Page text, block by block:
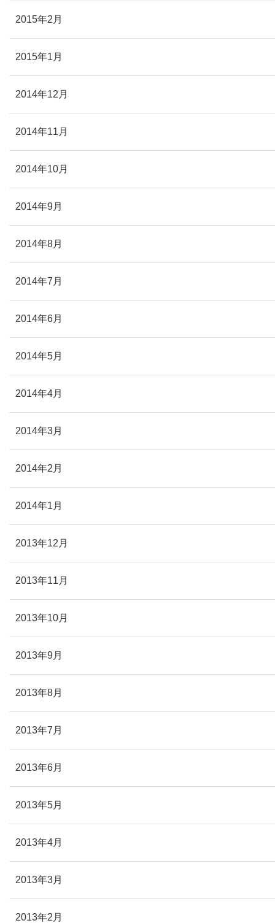
2015年2月
2015年1月
2014年12月
2014年11月
2014年10月
2014年9月
2014年8月
2014年7月
2014年6月
2014年5月
2014年4月
2014年3月
2014年2月
2014年1月
2013年12月
2013年11月
2013年10月
2013年9月
2013年8月
2013年7月
2013年6月
2013年5月
2013年4月
2013年3月
2013年2月